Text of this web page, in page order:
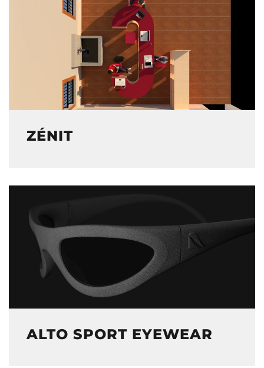
ZÉNIT
ALTO SPORT EYEWEAR